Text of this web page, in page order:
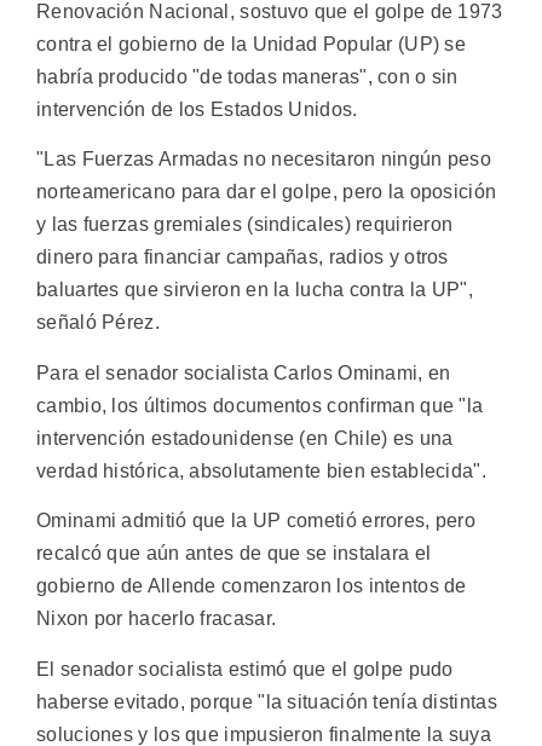
Renovación Nacional, sostuvo que el golpe de 1973
contra el gobierno de la Unidad Popular (UP) se
habría producido "de todas maneras", con o sin
intervención de los Estados Unidos.
"Las Fuerzas Armadas no necesitaron ningún peso
norteamericano para dar el golpe, pero la oposición
y las fuerzas gremiales (sindicales) requirieron
dinero para financiar campañas, radios y otros
baluartes que sirvieron en la lucha contra la UP",
señaló Pérez.
Para el senador socialista Carlos Ominami, en
cambio, los últimos documentos confirman que "la
intervención estadounidense (en Chile) es una
verdad histórica, absolutamente bien establecida".
Ominami admitió que la UP cometió errores, pero
recalcó que aún antes de que se instalara el
gobierno de Allende comenzaron los intentos de
Nixon por hacerlo fracasar.
El senador socialista estimó que el golpe pudo
haberse evitado, porque "la situación tenía distintas
soluciones y los que impusieron finalmente la suya